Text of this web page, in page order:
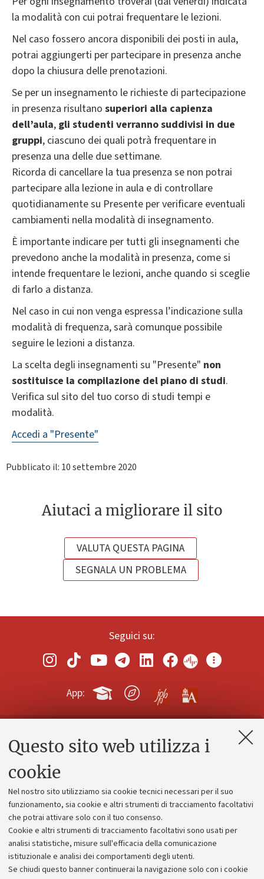
Questo sito web utilizza i
cookie
Nel nostro sito utilizziamo sia cookie tecnici necessari per il suo
funzionamento, sia cookie e altri strumenti di tracciamento facoltativi
che potrai attivare solo con il tuo consenso.
Cookie e altri strumenti di tracciamento facoltativi sono usati per
analisi statistiche, misure sull'efficacia della comunicazione
istituzionale e analisi dei comportamenti degli utenti.
Se chiudi questo banner continuerai la navigazione solo con i cookie
la modalità con cui potrai frequentare le lezioni.
Nel caso fossero ancora disponibili dei posti in aula,
potrai aggiungerti per partecipare in presenza anche
dopo la chiusura delle prenotazioni.
Se per un insegnamento le richieste di partecipazione
in presenza risultano superiori alla capienza
dell’aula, gli studenti verranno suddivisi in due
gruppi, ciascuno dei quali potrà frequentare in
presenza una delle due settimane.
Ricorda di cancellare la tua presenza se non potrai
partecipare alla lezione in aula e di controllare
quotidianamente su Presente per verificare eventuali
cambiamenti nella modalità di insegnamento.
È importante indicare per tutti gli insegnamenti che
prevedono anche la modalità in presenza, come si
intende frequentare le lezioni, anche quando si sceglie
di farlo a distanza.
Nel caso in cui non venga espressa l’indicazione sulla
modalità di frequenza, sarà comunque possibile
seguire le lezioni a distanza.
La scelta degli insegnamenti su "Presente" non
sostituisce la compilazione del piano di studi.
Verifica sul sito del tuo corso di studi tempi e
modalità.
Accedi a "Presente"
Pubblicato il: 10 settembre 2020
Aiutaci a migliorare il sito
VALUTA QUESTA PAGINA
SEGNALA UN PROBLEMA
Seguici su:
App:
Contatti e PEC
Alumni community
Piano strategico
Bilanci
Donazioni e 5x1000